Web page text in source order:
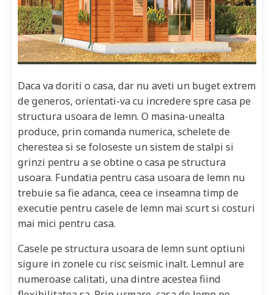
Daca va doriti o casa, dar nu aveti un buget extrem
de generos, orientati-va cu incredere spre casa pe
structura usoara de lemn. O masina-unealta
produce, prin comanda numerica, schelete de
cherestea si se foloseste un sistem de stalpi si
grinzi pentru a se obtine o casa pe structura
usoara. Fundatia pentru casa usoara de lemn nu
trebuie sa fie adanca, ceea ce inseamna timp de
executie pentru casele de lemn mai scurt si costuri
mai mici pentru casa.
Casele pe structura usoara de lemn sunt optiuni
sigure in zonele cu risc seismic inalt. Lemnul are
numeroase calitati, una dintre acestea fiind